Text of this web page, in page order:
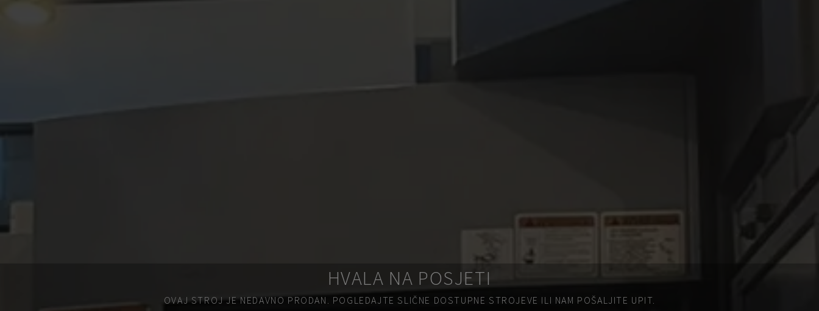
HVALA NA POSJETI
OVAJ STROJ JE NEDAVNO PRODAN. POGLEDAJTE SLIČNE DOSTUPNE STROJEVE ILI NAM POŠALJITE UPIT.